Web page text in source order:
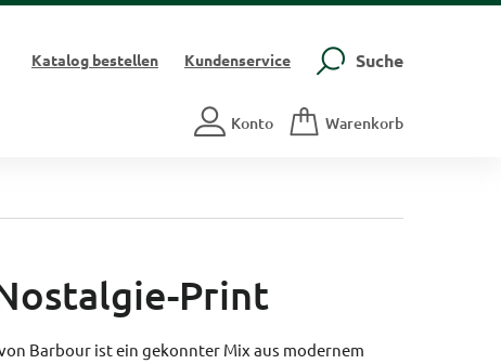
Katalogbestellen Kundenservice Suche
Konto Warenkorb
Print
Barbour ist ein gekonnter Mix aus modernem